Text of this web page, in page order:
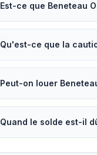
Est-ce que Beneteau
Qu'est-ce que la
Peut-on louer
Quand le solde est-il